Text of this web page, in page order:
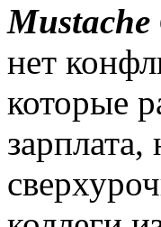
Mustache
нет
которые